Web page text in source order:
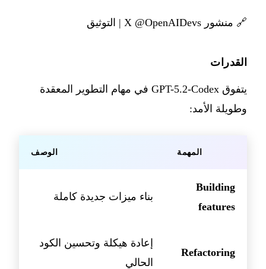
🔗 منشور X @OpenAIDevs | التوثيق
القدرات
يتفوق GPT-5.2-Codex في مهام التطوير المعقدة
وطويلة الأمد:
المهمة الوصف
Building
features
بناء ميزات جديدة كاملة
Refactoring
إعادة هيكلة وتحسين الكود
الحالي